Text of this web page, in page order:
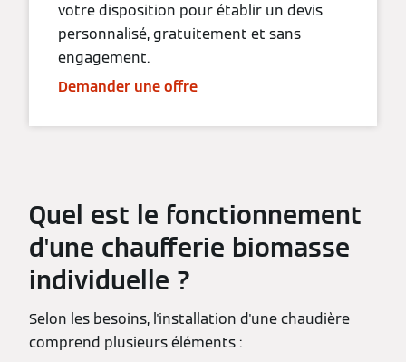
votre disposition pour établir un devis
personnalisé, gratuitement et sans
engagement.
Demander une offre
Quel est le fonctionnement
d'une chaufferie biomasse
individuelle ?
Selon les besoins, l'installation d'une chaudière
comprend plusieurs éléments :